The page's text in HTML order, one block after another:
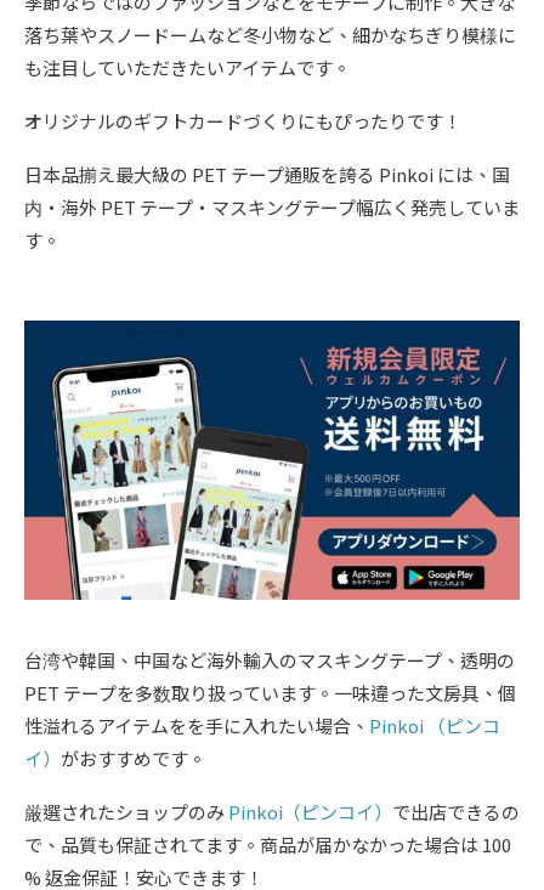
落ち葉やスノードームなど冬小物など、細かなちぎり模様に
も注目していただきたいアイテムです。
オリジナルのギフトカードづくりにもぴったりです！
日本品揃え最大級の PET テープ通販を誇る Pinkoi には、国
内・海外 PET テープ・マスキングテープ幅広く発売していま
す。
台湾や韓国、中国など海外輸入のマスキングテープ、透明の
PET テープを多数取り扱っています。一味違った文房具、個
性溢れるアイテムをを手に入れたい場合、 Pinkoi （ピンコ
イ） がおすすめです。
厳選されたショップのみPinkoi（ピンコイ） で出店できるの
で、品質も保証されてます。商品が届かなかった場合は 100
% 返金保証！安心できます！